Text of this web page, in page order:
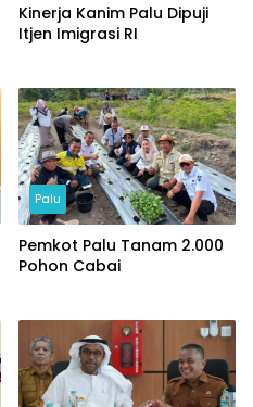
Kinerja Kanim Palu Dipuji
Itjen Imigrasi RI
Palu
Pemkot Palu Tanam 2.000
Pohon Cabai